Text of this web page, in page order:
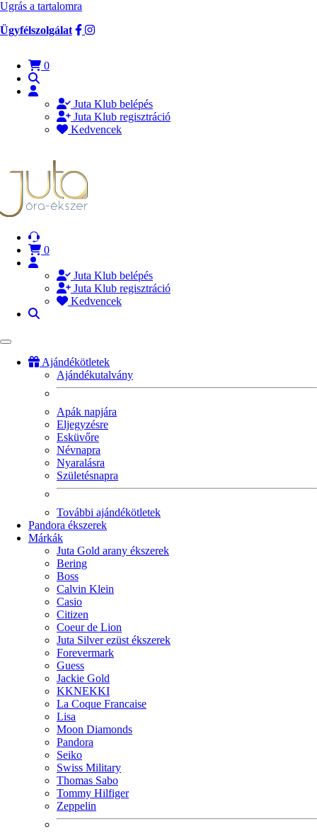
Ugrás a tartalomra
Ügyfélszolgálat
0
Juta Klub belépés
Juta Klub regisztráció
Kedvencek
0
Juta Klub belépés
Juta Klub regisztráció
Kedvencek
Ajándékötletek
Ajándékutalvány
Apák napjára
Eljegyzésre
Esküvőre
Névnapra
Nyaralásra
Születésnapra
További ajándékötletek
Pandora ékszerek
Márkák
Juta Gold arany ékszerek
Bering
Boss
Calvin Klein
Casio
Citizen
Coeur de Lion
Juta Silver ezüst ékszerek
Forevermark
Guess
Jackie Gold
KKNEKKI
La Coque Francaise
Lisa
Moon Diamonds
Pandora
Seiko
Swiss Military
Thomas Sabo
Tommy Hilfiger
Zeppelin